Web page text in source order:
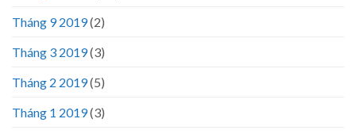
Tháng 9 2019(2)
Tháng 3 2019(3)
Tháng 2 2019(5)
Tháng 1 2019(3)